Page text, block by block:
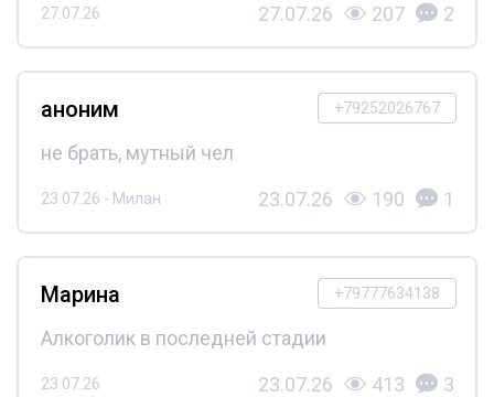
27.07.26 27.07.26 207 2
+79252026767
аноним
не брать, мутный чел
23.07.26 - Милан 23.07.26 190 1
+79777634138
Марина
Алкоголик в последней стадии
23.07.26 23.07.26 413 3